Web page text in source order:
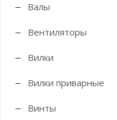
Валы
Вентиляторы
Вилки
Вилки приварные
Винты